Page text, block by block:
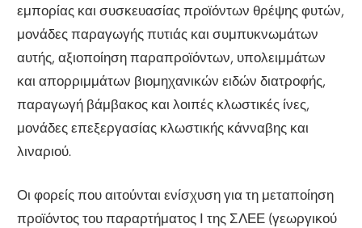
εμπορίας και συσκευασίας προϊόντων θρέψης φυτών,
μονάδες παραγωγής πυτιάς και συμπυκνωμάτων
αυτής, αξιοποίηση παραπροϊόντων, υπολειμμάτων
και απορριμμάτων βιομηχανικών ειδών διατροφής,
παραγωγή βάμβακος και λοιπές κλωστικές ίνες,
μονάδες επεξεργασίας κλωστικής κάνναβης και
λιναριού.
Οι φορείς που αιτούνται ενίσχυση για τη μεταποίηση
προϊόντος του παραρτήματος Ι της ΣΛΕΕ (γεωργικού